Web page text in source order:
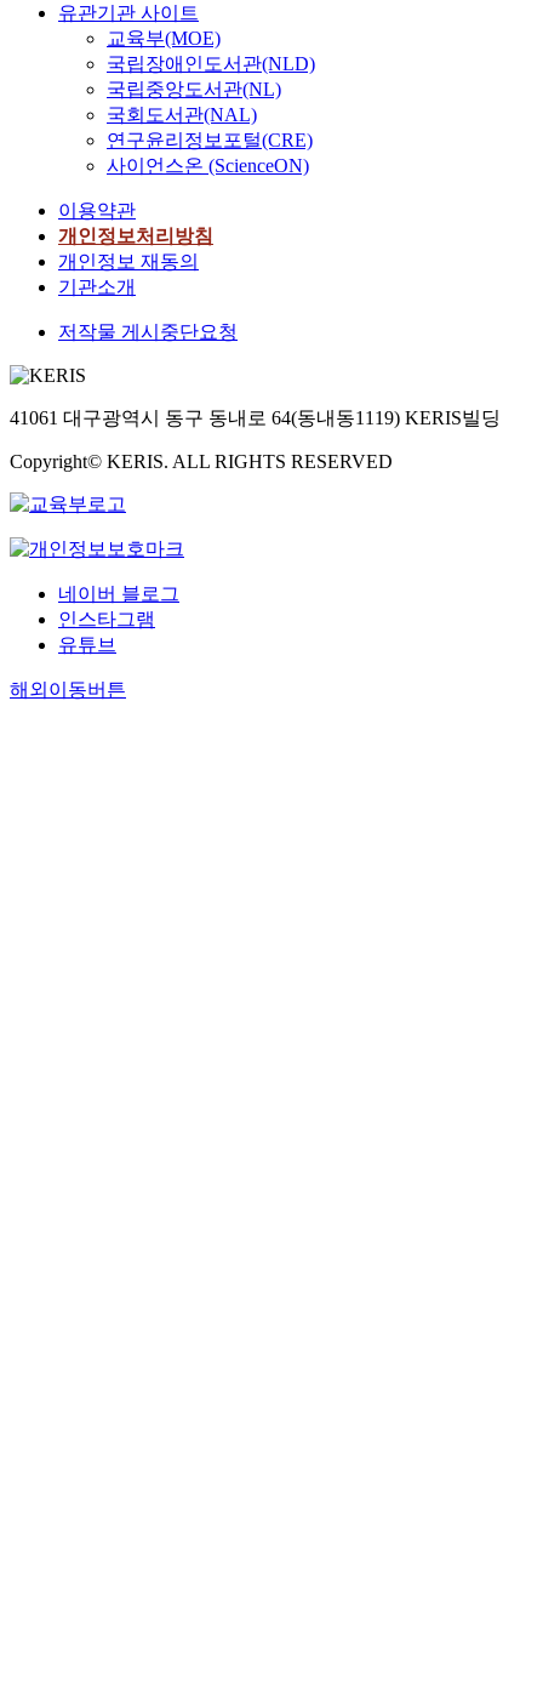
유관기관 사이트
교육부(MOE)
국립장애인도서관(NLD)
국립중앙도서관(NL)
국회도서관(NAL)
연구윤리정보포털(CRE)
사이언스온 (ScienceON)
이용약관
개인정보처리방침
개인정보 재동의
기관소개
저작물 게시중단요청
41061 대구광역시 동구 동내로 64(동내동1119) KERIS빌딩
Copyright© KERIS. ALL RIGHTS RESERVED
네이버 블로그
인스타그램
유튜브
해외이동버튼